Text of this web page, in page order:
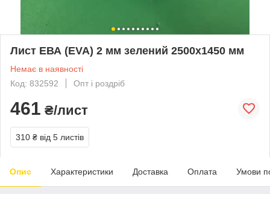
Лист ЕВА (EVA) 2 мм зелений 2500х1450 мм
Немає в наявності
Код: 832592
Опт і роздріб
461 ₴/лист
310 ₴ від 5 листів
Опис Характеристики Доставка Оплата Умови